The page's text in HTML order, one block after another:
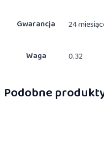
Gwarancja 24
Waga 0.32
Podobne